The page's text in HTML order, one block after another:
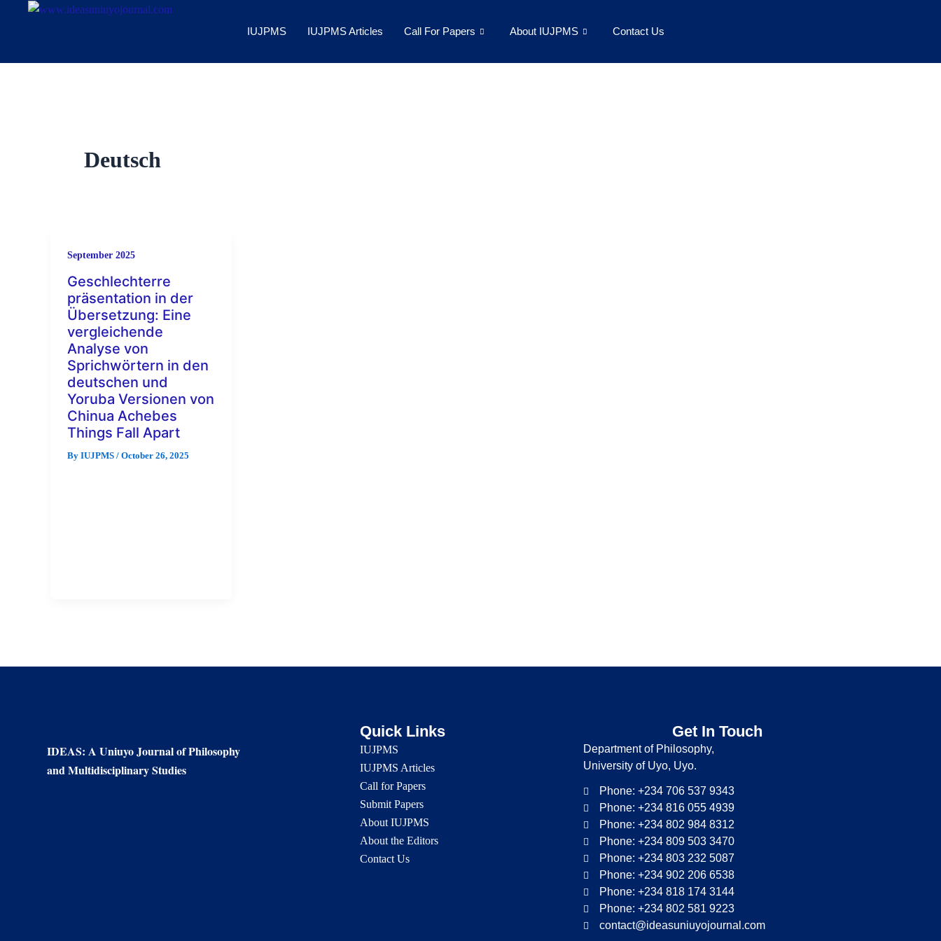
IUJPMS IUJPMS Articles Call For Papers About IUJPMS Contact Us
Deutsch
September 2025
Geschlechterre
präsentation in der
Übersetzung: Eine
vergleichende
Analyse von
Sprichwörtern in den
deutschen und
Yoruba Versionen von
Chinua Achebes
Things Fall Apart
By IUJPMS / October 26, 2025
IDEAS: A Uniuyo Journal of Philosophy
and Multidisciplinary Studies
Quick Links
IUJPMS
IUJPMS Articles
Call for Papers
Submit Papers
About IUJPMS
About the Editors
Contact Us
Get In Touch
Department of Philosophy,
University of Uyo, Uyo.
Phone: +234 706 537 9343
Phone: +234 816 055 4939
Phone: +234 802 984 8312
Phone: +234 809 503 3470
Phone: +234 803 232 5087
Phone: +234 902 206 6538
Phone: +234 818 174 3144
Phone: +234 802 581 9223
contact@ideasuniuyojournal.com